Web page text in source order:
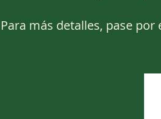
Para más detalles, pase por